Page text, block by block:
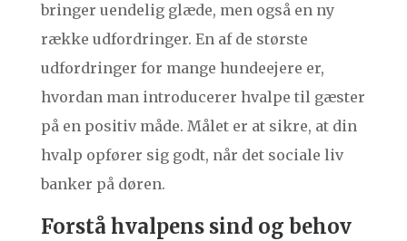
bringer uendelig glæde, men også en ny
række udfordringer. En af de største
udfordringer for mange hundeejere er,
hvordan man introducerer hvalpe til gæster
på en positiv måde. Målet er at sikre, at din
hvalp opfører sig godt, når det sociale liv
banker på døren.
Forstå hvalpens sind og behov